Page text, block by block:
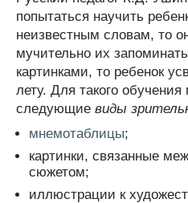
попытаться научить
неизвестным словам, то
мучительно их
картинками, то ребенок
лету. Для такого
следующие виды
мнемотаблицы;
картинки, связанные
сюжетом;
иллюстрации к